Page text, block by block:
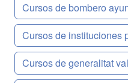
Cursos de bombero
Cursos de instituciones
Cursos de generalitat